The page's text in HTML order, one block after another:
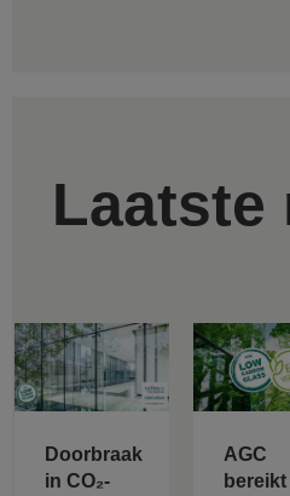
Laatste
Doorbraak
in CO₂-
AGC
bereikt